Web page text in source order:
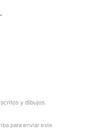
y dibujos.
para enviar este